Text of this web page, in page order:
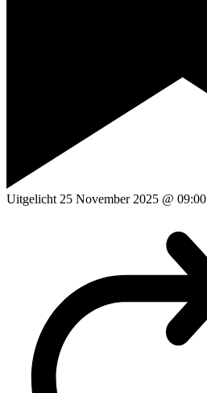
Uitgelicht 25 November 2025 @ 09:00